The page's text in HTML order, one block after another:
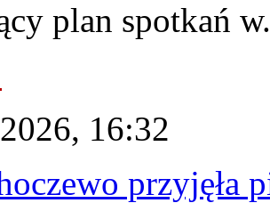
plan spotkań
16:32
przyjęła